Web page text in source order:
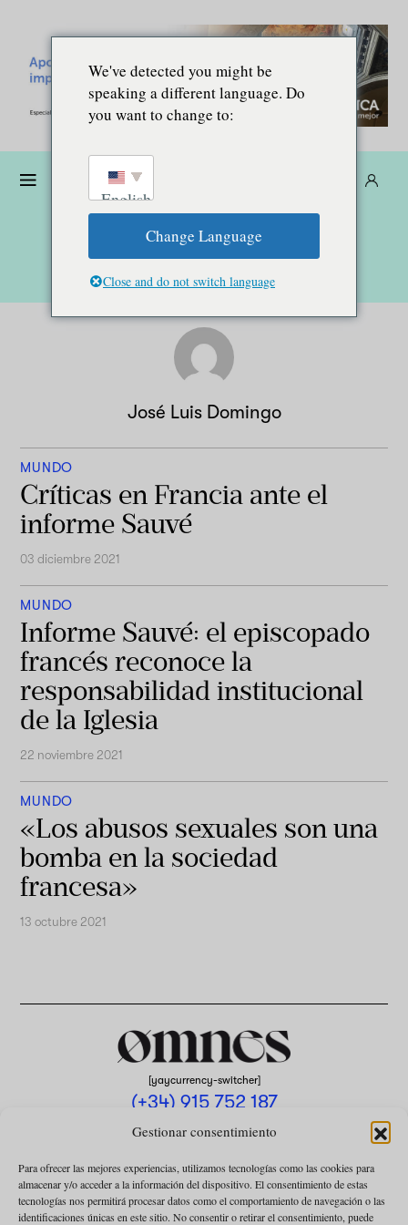
Gestionar consentimiento
Para ofrecer las mejores experiencias, utilizamos tecnologías como las cookies para
almacenar y/o acceder a la información del dispositivo. El consentimiento de estas
tecnologías nos permitirá procesar datos como el comportamiento de navegación o las
identificaciones únicas en este sitio. No consentir o retirar el consentimiento, puede
José Luis Domingo
MUNDO
Críticas en Francia ante el
informe Sauvé
03 diciembre 2021
MUNDO
Informe Sauvé: el episcopado
francés reconoce la
responsabilidad institucional
de la Iglesia
22 noviembre 2021
MUNDO
«Los abusos sexuales son una
bomba en la sociedad
francesa»
13 octubre 2021
[yaycurrency-switcher]
(+34) 915 752 187
omnes@omnesmag.com
We've detected you might be
speaking a different language. Do
you want to change to:
English
Change Language
Close and do not switch language